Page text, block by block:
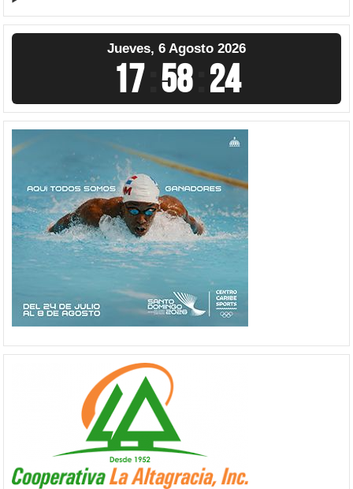
Jueves, 6 Agosto 2026
17 58 25